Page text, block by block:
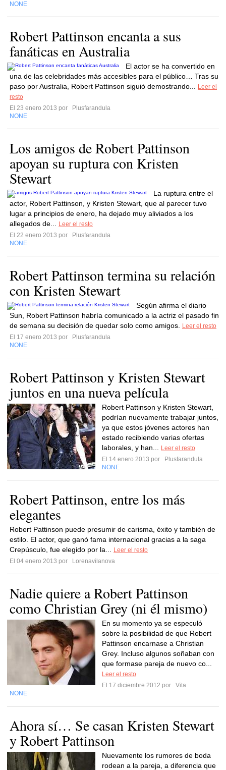
NONE
Robert Pattinson encanta a sus
fanáticas en Australia
El actor se ha convertido en
una de las celebridades más accesibles para el público… Tras su
paso por Australia, Robert Pattinson siguió demostrando...
Leer el
resto
El 23 enero 2013 por
Plusfarandula
NONE
Los amigos de Robert Pattinson
apoyan su ruptura con Kristen
Stewart
La ruptura entre el
actor, Robert Pattinson, y Kristen Stewart, que al parecer tuvo
lugar a principios de enero, ha dejado muy aliviados a los
allegados de...
Leer el resto
El 22 enero 2013 por
Plusfarandula
NONE
Robert Pattinson termina su relación
con Kristen Stewart
Según afirma el diario
Sun, Robert Pattinson habría comunicado a la actriz el pasado fin
de semana su decisión de quedar solo como amigos.
Leer el resto
El 17 enero 2013 por
Plusfarandula
NONE
Robert Pattinson y Kristen Stewart
juntos en una nueva película
Robert Pattinson y Kristen Stewart,
podrían nuevamente trabajar juntos,
ya que estos jóvenes actores han
estado recibiendo varias ofertas
laborales, y han...
Leer el resto
El 14 enero 2013 por
Plusfarandula
NONE
Robert Pattinson, entre los más
elegantes
Robert Pattinson puede presumir de carisma, éxito y también de
estilo. El actor, que ganó fama internacional gracias a la saga
Crepúsculo, fue elegido por la...
Leer el resto
El 04 enero 2013 por
Lorenavilanova
Nadie quiere a Robert Pattinson
como Christian Grey (ni él mismo)
En su momento ya se especuló
sobre la posibilidad de que Robert
Pattinson encarnase a Christian
Grey. Incluso algunos soñaban con
que formase pareja de nuevo co...
Leer el resto
El 17 diciembre 2012 por
Vita
NONE
Ahora sí… Se casan Kristen Stewart
y Robert Pattinson
Nuevamente los rumores de boda
rodean a la pareja, a diferencia que